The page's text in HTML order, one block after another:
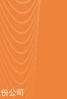
公司